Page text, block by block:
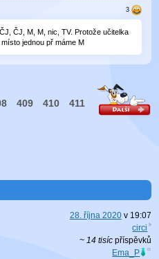
ČJ, M, M, nic, TV. Protože učitelka
jednou př máme M
409 410 411
28. října 2020v 19:07
circi
~ 14 tisícpříspěvků
Ema_P